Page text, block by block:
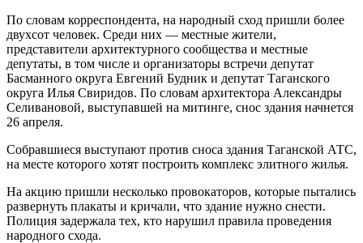
По словам корреспондента, на народный сход пришли более
двухсот человек. Среди них — местные жители,
представители архитектурного сообщества и местные
депутаты, в том числе и организаторы встречи депутат
Басманного округа Евгений Будник и депутат Таганского
округа Илья Свиридов. По словам архитектора Александры
Селивановой, выступавшей на митинге, снос здания начнется
26 апреля.
Собравшиеся выступают против сноса здания Таганской АТС,
на месте которого хотят построить комплекс элитного жилья.
На акцию пришли несколько провокаторов, которые пытались
развернуть плакаты и кричали, что здание нужно снести.
Полиция задержала тех, кто нарушил правила проведения
народного схода.